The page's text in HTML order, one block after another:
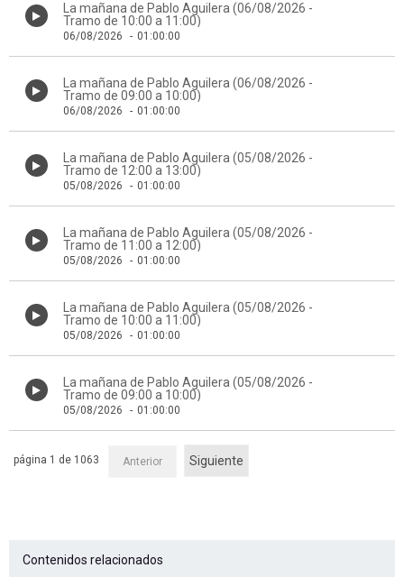
La mañana de Pablo Aguilera (06/08/2026 -
Tramo de 10:00 a 11:00)
06/08/2026 - 01:00:00
La mañana de Pablo Aguilera (06/08/2026 -
Tramo de 09:00 a 10:00)
06/08/2026 - 01:00:00
La mañana de Pablo Aguilera (05/08/2026 -
Tramo de 12:00 a 13:00)
05/08/2026 - 01:00:00
La mañana de Pablo Aguilera (05/08/2026 -
Tramo de 11:00 a 12:00)
05/08/2026 - 01:00:00
La mañana de Pablo Aguilera (05/08/2026 -
Tramo de 10:00 a 11:00)
05/08/2026 - 01:00:00
La mañana de Pablo Aguilera (05/08/2026 -
Tramo de 09:00 a 10:00)
05/08/2026 - 01:00:00
Anterior Siguiente
página 1 de 1063
Contenidos relacionados